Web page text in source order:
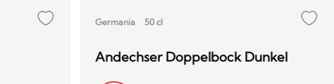
Germania 50 cl
Andechser Doppelbock Dunkel